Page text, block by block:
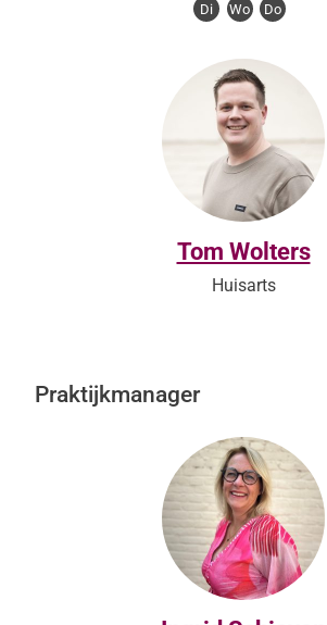
Di Wo Do
Tom Wolters
Huisarts
Praktijkmanager